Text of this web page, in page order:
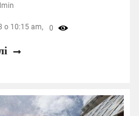
о 10:15 am, 0